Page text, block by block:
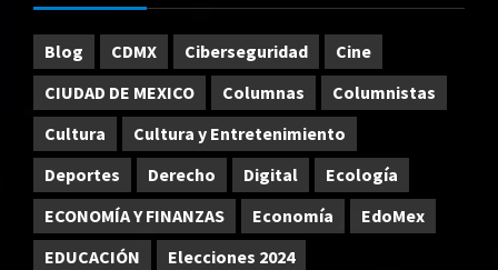
Blog CDMX Ciberseguridad
Cine
CIUDAD DE MEXICO
Columnas
Columnistas
Cultura
Cultura y Entretenimiento
Deportes
Derecho Digital
Ecología
ECONOMÍA Y FINANZAS
Economía
EdoMex
EDUCACIÓN
Elecciones 2024